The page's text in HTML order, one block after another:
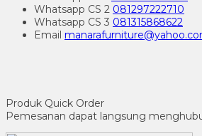
Whatsapp CS 2 081297222710
Whatsapp CS 3 081315868622
Email
Produk Quick Order
Pemesanan dapat langsung